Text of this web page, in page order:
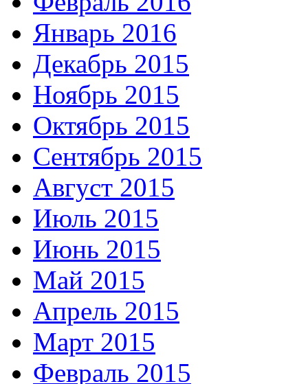
Январь 2016
Декабрь 2015
Ноябрь 2015
Октябрь 2015
Сентябрь 2015
Август 2015
Июль 2015
Июнь 2015
Май 2015
Апрель 2015
Март 2015
Февраль 2015